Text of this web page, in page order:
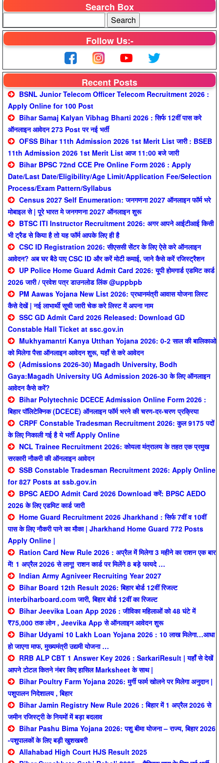
Search Box
Follow Us:-
Recent Posts
BSNL Junior Telecom Officer Telecom Recruitment 2026 :
Apply Online for 100 Post
Bihar Samaj Kalyan Vibhag Bharti 2026 : सिर्फ 12वीं पास करे
ऑनलाइन आवेदन 273 Post पर नई भर्ती
OFSS Bihar 11th Admission 2026 1st Merit List जारी : BSEB
11th Admission 2026 1st Merit List आज 11:00 बजे जारी
Bihar BPSC 72nd CCE Pre Online Form 2026 : Apply
Date/Last Date/Eligibility/Age Limit/Application Fee/Selection
Process/Exam Pattern/Syllabus
Census 2027 Self Enumeration: जनगणना 2027 ऑनलाइन फॉर्म भरे
मोबाइल से | पूरे भारत मे जनगणना 2027 ऑनलाइन शुरू
BTSC ITI Instructor Recruitment 2026: अगर आपने आईटीआई किसी
भी ट्रैड से किया है तो यह फॉर्म आपके लिए ही है
CSC ID Registration 2026: सीएससी सेंटर के लिए ऐसे करे ऑनलाइन
आवेदन? अब घर बैठे पाए CSC ID और करें मोटी कमाई, जाने कैसे करें रजिस्ट्रैशन
UP Police Home Guard Admit Card 2026: यूपी होमगार्ड एडमिट कार्ड
2026 जारी / प्रवेश पत्र डाउनलोड लिंक @uppbpb
PM Aawas Yojana New List 2026: प्रधानमंत्री आवास योजना लिस्ट
कैसे देखें | नई लाभार्थी सूची जारी चेक करे लिस्ट में अपना नाम
SSC GD Admit Card 2026 Released: Download GD
Constable Hall Ticket at ssc.gov.in
Mukhyamantri Kanya Utthan Yojana 2026: 0-2 साल की बालिकाओ
को मिलेगा पैसा ऑनलाइन आवेदन शुरू, यहाँ से करे आवेदन
(Admissions 2026-30) Magadh University, Bodh
Gaya:Magadh University UG Admission 2026-30 के लिए ऑनलाइन
आवेदन कैसे करें?
Bihar Polytechnic DCECE Admission Online Form 2026 :
बिहार पॉलिटेक्निक (DCECE) ऑनलाइन फॉर्म भरने की चरण-दर-चरण प्रक्रिया
CRPF Constable Tradesman Recruitment 2026: कुल 9175 पदों
के लिए निकाली गई है ये भर्ती Apply Online
NCL Trainee Recruitment 2026: कोयला मंत्रालय के तहत एक प्रमुख
सरकारी नौकरी की ऑनलाइन आवेदन
SSB Constable Tradesman Recruitment 2026: Apply Online
for 827 Posts at ssb.gov.in
BPSC AEDO Admit Card 2026 Download करें: BPSC AEDO
2026 के लिए एडमिट कार्ड जारी
Home Guard Recruitment 2026 Jharkhand : सिर्फ 7वीं व 10वीं
पास के लिए नौकरी पाने का मौका | Jharkhand Home Guard 772 Posts
Apply Online |
Ration Card New Rule 2026 : अप्रैल में मिलेगा 3 महीने का राशन एक बार
में! 1 अप्रैल 2026 से लागू! राशन कार्ड पर मिलेंगे 8 बड़े फायदे …
Indian Army Agniveer Recruiting Year 2027
Bihar Board 12th Result 2026: बिहार बोर्ड 12वीं रिजल्ट
interbiharboard.com जारी, बिहार बोर्ड 12वीं का रिजल्ट
Bihar Jeevika Loan App 2026 : जीविका महिलाओं को 48 घंटे में
₹75,000 तक लोन , Jeevika App से ऑनलाइन आवेदन शुरू
Bihar Udyami 10 Lakh Loan Yojana 2026 : 10 लाख मिलेगा…आधा
हो जाएगा माफ, मुख्यमंत्री उद्यमी योजना …
RRB ALP CBT 1 Answer Key 2026 : SarkariResult | यहाँ से देखें
आपने टोटल कितने नंबर किए हासिल Marksheet के साथ |
Bihar Poultry Farm Yojana 2026: मुर्गी फार्म खोलने पर मिलेगा अनुदान |
पशुपालन निदेशालय , बिहार
Bihar Jamin Registry New Rule 2026 : बिहार में 1 अप्रैल 2026 से
जमीन रजिस्ट्री के नियमों में बड़ा बदलाव
Bihar Pashu Bima Yojana 2026: पशु बीमा योजना – राज्य, बिहार 2026
-पशुपालकों के लिए बड़ी खुशखबरी
Allahabad High Court HJS Result 2025